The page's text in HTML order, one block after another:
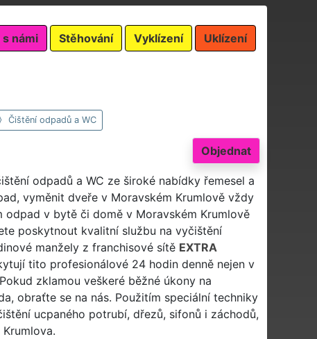
námi Stěhování Vyklízení Uklízení
Čištění odpadů a WC
Objednat
odpadů a WC ze široké nabídky řemesel a
vyměnit dveře v Moravském Krumlově vždy
v bytě či domě v Moravském Krumlově
poskytnout kvalitní službu na vyčištění
manžely z franchisové sítě EXTRA
tito profesionálové 24 hodin denně nejen v
zklamou veškeré běžné úkony na
obraťte se na nás. Použitím speciální techniky
ucpaného potrubí, dřezů, sifonů i záchodů,